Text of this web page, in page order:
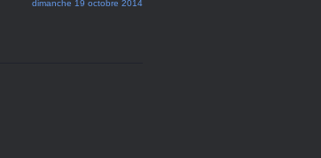
dimanche 19 octobre 2014